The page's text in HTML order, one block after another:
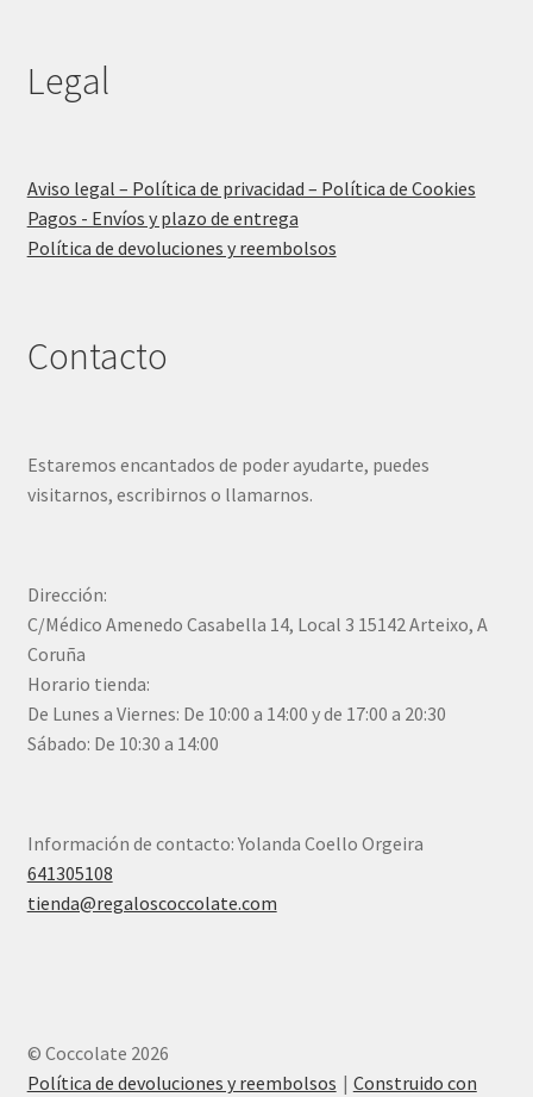
Legal
Aviso legal – Política de privacidad – Política de Cookies
Pagos - Envíos y plazo de entrega
Política de devoluciones y reembolsos
Contacto
Estaremos encantados de poder ayudarte, puedes
visitarnos, escribirnos o llamarnos.
Dirección:
C/Médico Amenedo Casabella 14, Local 3 15142 Arteixo, A
Coruña
Horario tienda:
De Lunes a Viernes: De 10:00 a 14:00 y de 17:00 a 20:30
Sábado: De 10:30 a 14:00
Información de contacto: Yolanda Coello Orgeira
641305108
tienda@regaloscoccolate.com
© Coccolate 2026
Política de devoluciones y reembolsos
Construido con